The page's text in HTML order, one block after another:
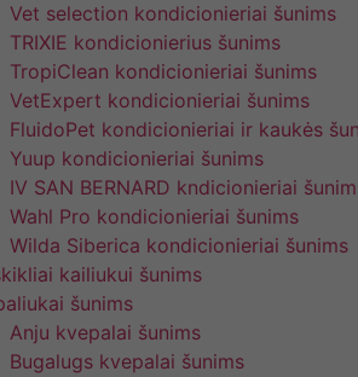
Vet selection kondicionieriai šunims
TRIXIE kondicionierius šunims
TropiClean kondicionieriai šunims
VetExpert kondicionieriai šunims
FluidoPet kondicionieriai ir kaukės
Yuup kondicionieriai šunims
IV SAN BERNARD kndicionieriai
Wahl Pro kondicionieriai šunims
Wilda Siberica kondicionieriai šunims
kailiukui šunims
šunims
Anju kvepalai šunims
Bugalugs kvepalai šunims